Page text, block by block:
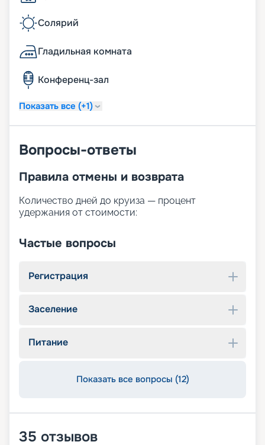
Солярий
Гладильная комната
Конференц-зал
Показать все (+1)
Вопросы-ответы
Правила отмены и возврата
Количество дней до круиза — процент
удержания от стоимости:
Частые вопросы
Регистрация
Заселение
Питание
Показать все вопросы (12)
35 отзывов